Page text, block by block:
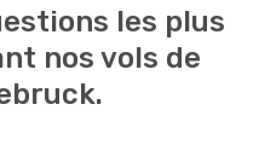
les plus
nos vols de